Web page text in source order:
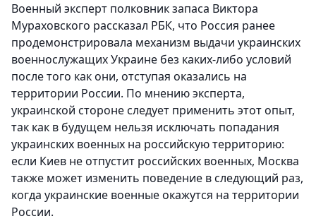
Военный эксперт полковник запаса Виктора
Мураховского рассказал РБК, что Россия ранее
продемонстрировала механизм выдачи украинских
военнослужащих Украине без каких-либо условий
после того как они, отступая оказались на
территории России. По мнению эксперта,
украинской стороне следует применить этот опыт,
так как в будущем нельзя исключать попадания
украинских военных на российскую территорию:
если Киев не отпустит российских военных, Москва
также может изменить поведение в следующий раз,
когда украинские военные окажутся на территории
России.